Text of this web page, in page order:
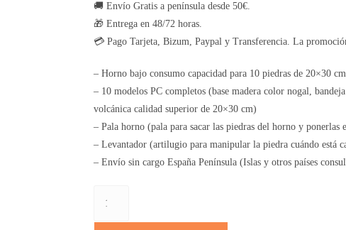
🚚 Envío Gratis a península desde 50€.
🎁 Entrega en 48/72 horas.
💳 Pago Tarjeta, Bizum, Paypal y Transferencia. La
– Horno bajo consumo capacidad para 10 piedras de 20×30 cm
– 10 modelos PC completos (base madera color nogal,
volcánica calidad superior de 20×30 cm)
– Pala horno (pala para sacar las piedras del horno y ponerlas
– Levantador (artilugio para manipular la piedra cuándo está
– Envío sin cargo España Península (Islas y otros países